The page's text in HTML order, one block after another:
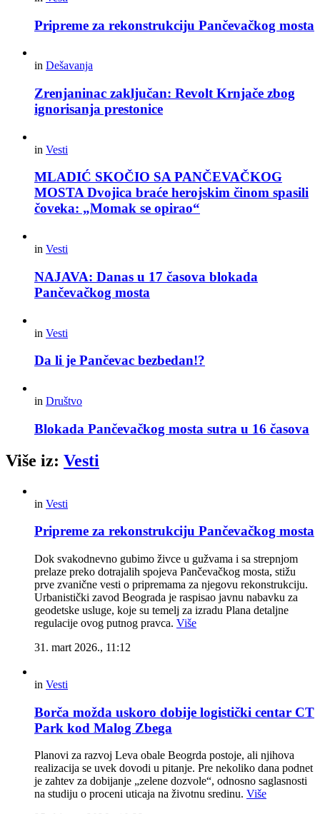
Pripreme za rekonstrukciju Pančevačkog mosta
in Dešavanja
Zrenjaninac zaključan: Revolt Krnjače zbog
ignorisanja prestonice
in Vesti
MLADIĆ SKOČIO SA PANČEVAČKOG
MOSTA Dvojica braće herojskim činom spasili
čoveka: „Momak se opirao“
in Vesti
NAJAVA: Danas u 17 časova blokada
Pančevačkog mosta
in Vesti
Da li je Pančevac bezbedan!?
in Društvo
Blokada Pančevačkog mosta sutra u 16 časova
Više iz: Vesti
in Vesti
Pripreme za rekonstrukciju Pančevačkog mosta
Dok svakodnevno gubimo živce u gužvama i sa strepnjom
prelaze preko dotrajalih spojeva Pančevačkog mosta, stižu
prve zvanične vesti o pripremama za njegovu rekonstrukciju.
Urbanistički zavod Beograda je raspisao javnu nabavku za
geodetske usluge, koje su temelj za izradu Plana detaljne
regulacije ovog putnog pravca. Više
31. mart 2026., 11:12
in Vesti
Borča možda uskoro dobije logistički centar CT
Park kod Malog Zbega
Planovi za razvoj Leva obale Beogrda postoje, ali njihova
realizacija se uvek dovodi u pitanje. Pre nekoliko dana podnet
je zahtev za dobijanje „zelene dozvole“, odnosno saglasnosti
na studiju o proceni uticaja na životnu sredinu. Više